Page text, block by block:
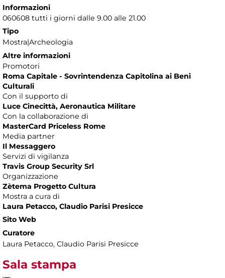
Informazioni
060608 tutti i giorni dalle 9.00 alle 21.00
Tipo
Mostra|Archeologia
Altre informazioni
Promotori
Roma Capitale - Sovrintendenza Capitolina ai Beni
Culturali
Con il supporto di
Luce Cinecittà, Aeronautica Militare
Con la collaborazione di
MasterCard Priceless Rome
Media partner
Il Messaggero
Servizi di vigilanza
Travis Group Security Srl
Organizzazione
Zètema Progetto Cultura
Mostra a cura di
Laura Petacco, Claudio Parisi Presicce
Sito Web
Curatore
Laura Petacco, Claudio Parisi Presicce
Sala stampa